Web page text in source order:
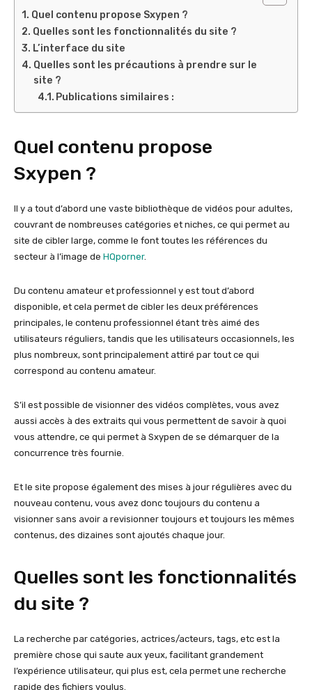
Quel contenu propose Sxypen ?
Quelles sont les fonctionnalités du site ?
L’interface du site
Quelles sont les précautions à prendre sur le
site ?
Publications similaires :
Quel contenu propose
Sxypen ?
Il y a tout d’abord une vaste bibliothèque de vidéos pour adultes,
couvrant de nombreuses catégories et niches, ce qui permet au
site de cibler large, comme le font toutes les références du
secteur à l’image de HQporner.
Du contenu amateur et professionnel y est tout d’abord
disponible, et cela permet de cibler les deux préférences
principales, le contenu professionnel étant très aimé des
utilisateurs réguliers, tandis que les utilisateurs occasionnels, les
plus nombreux, sont principalement attiré par tout ce qui
correspond au contenu amateur.
S’il est possible de visionner des vidéos complètes, vous avez
aussi accès à des extraits qui vous permettent de savoir à quoi
vous attendre, ce qui permet à Sxypen de se démarquer de la
concurrence très fournie.
Et le site propose également des mises à jour régulières avec du
nouveau contenu, vous avez donc toujours du contenu a
visionner sans avoir a revisionner toujours et toujours les mêmes
contenus, des dizaines sont ajoutés chaque jour.
Quelles sont les fonctionnalités
du site ?
La recherche par catégories, actrices/acteurs, tags, etc est la
première chose qui saute aux yeux, facilitant grandement
l’expérience utilisateur, qui plus est, cela permet une recherche
rapide des fichiers voulus.